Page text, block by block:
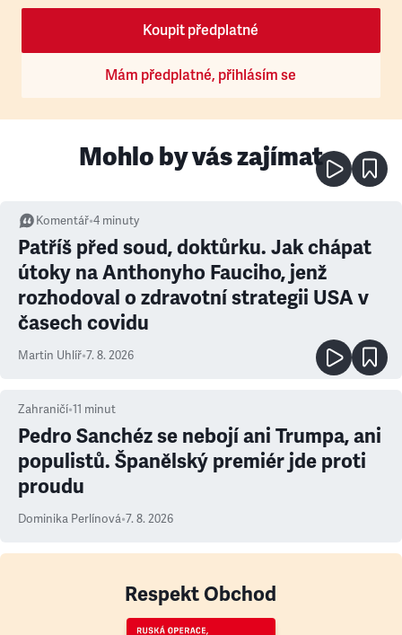
Koupit předplatné
Mám předplatné, přihlásím se
Mohlo by vás zajímat
Komentář•4 minuty
Patříš před soud, doktůrku. Jak chápat
útoky na Anthonyho Fauciho, jenž
rozhodoval o zdravotní strategii USA v
časech covidu
Martin Uhlíř•7. 8. 2026
Zahraničí•11 minut
Pedro Sanchéz se nebojí ani Trumpa, ani
populistů. Španělský premiér jde proti
proudu
Dominika Perlínová•7. 8. 2026
Respekt Obchod